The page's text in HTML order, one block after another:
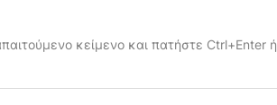
κείμενο και πατήστε Ctrl+Enter ή